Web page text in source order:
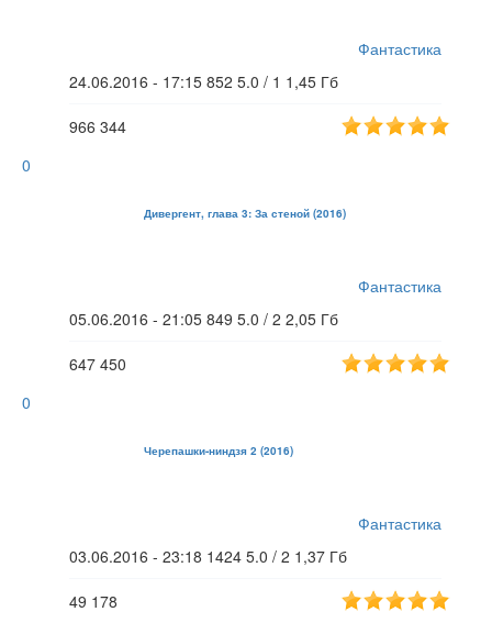
Фантастика
24.06.2016 - 17:15 852 5.0 / 1 1,45 Гб
966 344
0
Дивергент, глава 3: За стеной (2016)
Фантастика
05.06.2016 - 21:05 849 5.0 / 2 2,05 Гб
647 450
0
Черепашки-ниндзя 2 (2016)
Фантастика
03.06.2016 - 23:18 1424 5.0 / 2 1,37 Гб
49 178